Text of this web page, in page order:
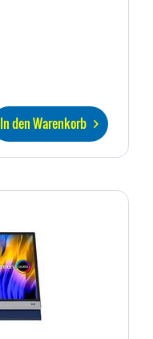
In den Warenkorb